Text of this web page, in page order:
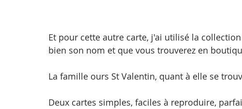
Et pour cette autre carte, j'ai utilisé la
bien son nom et que vous trouverez en
La famille ours St Valentin, quant à elle se
Deux cartes simples, faciles à reproduire,